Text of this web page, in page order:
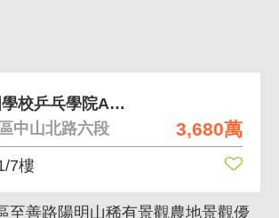
3,680萬
F039近美國學校乒乓學院A區(需合購B區)
中山北路六段
7樓